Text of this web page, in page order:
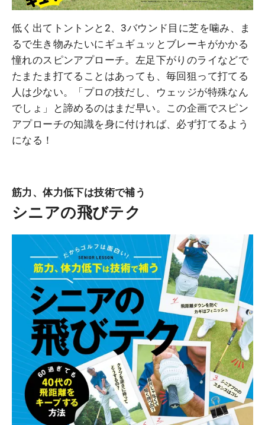
低く出てトントンと2、3バウンド目に芝を噛み、ま
るで生き物みたいにギュギュッとブレーキがかかる
憧れのスピンアプローチ。左足下がりのライなどで
たまたま打てることはあっても、毎回狙って打てる
人は少ない。「プロの技だし、ウェッジが特殊なん
でしょ」と諦めるのはまだ早い。この企画でスピン
アプローチの知識を身に付ければ、必ず打てるよう
になる！
筋力、体力低下は技術で補う
シニアの飛びテク